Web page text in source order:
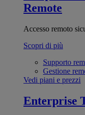
Remote
Accesso remoto
Scopri di più
Supporto
Gestione
Vedi piani e prezzi
Enterprise